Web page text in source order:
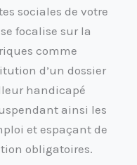
sociales de votre
focalise sur la
comme
d’un dossier
handicapé
ainsi les
et espaçant de
obligatoires.